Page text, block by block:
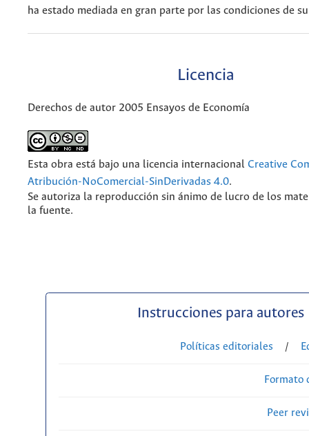
ha estado mediada en gran parte por las condiciones de
Licencia
Derechos de autor 2005 Ensayos de Economía
Esta obra está bajo una licencia internacional Creative
Atribución-NoComercial-SinDerivadas 4.0.
Se autoriza la reproducción sin ánimo de lucro de los
la fuente.
Instrucciones para autores
Políticas editoriales /
Formato
Peer